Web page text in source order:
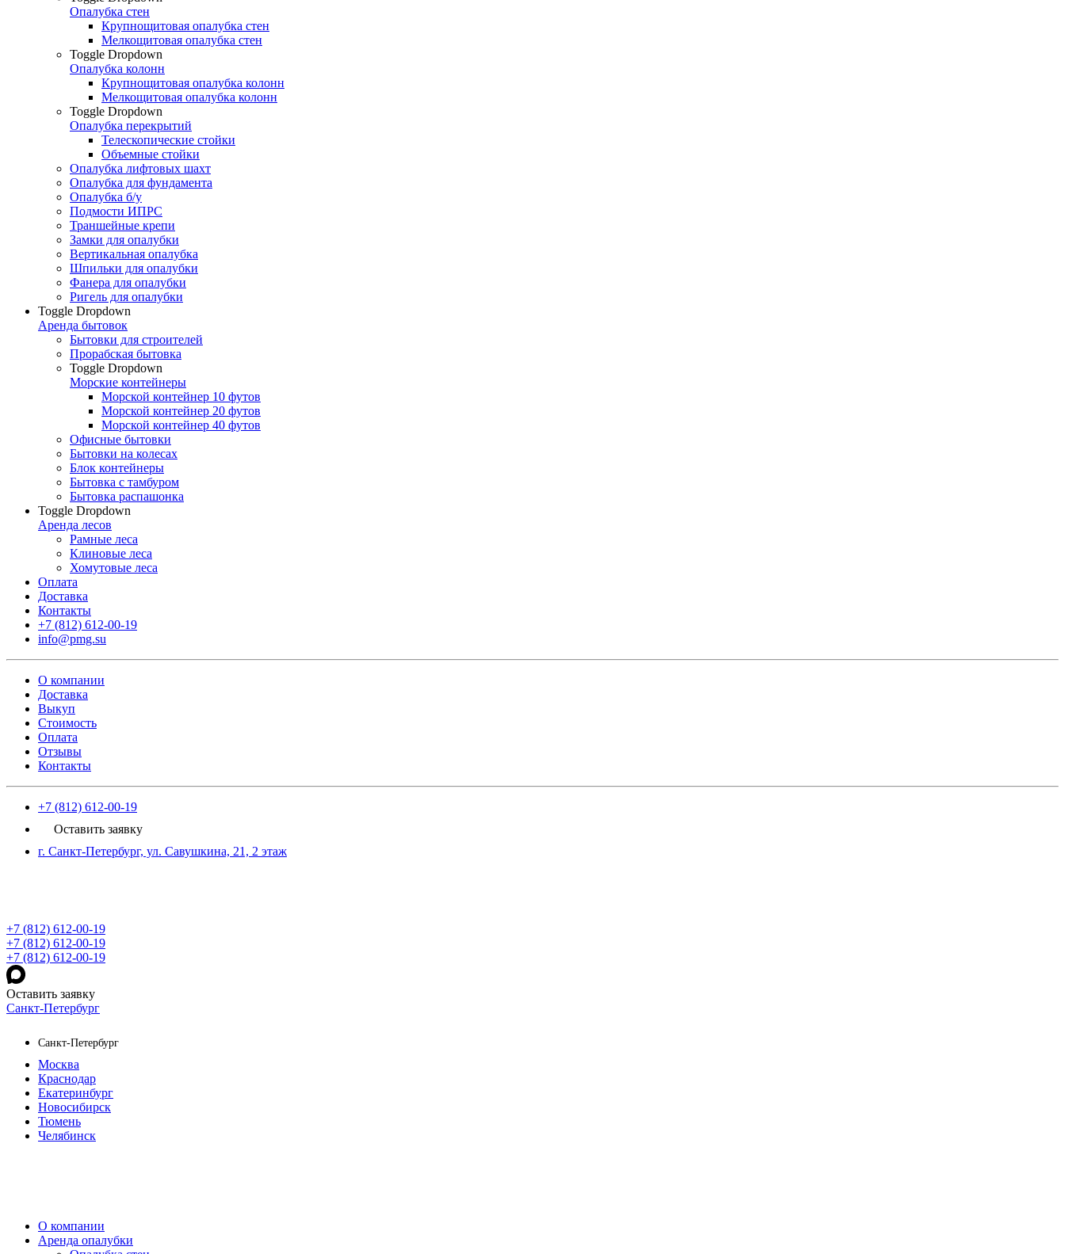
Опалубка стен
Крупнощитовая опалубка стен
Мелкощитовая опалубка стен
Toggle Dropdown
Опалубка колонн
Крупнощитовая опалубка колонн
Мелкощитовая опалубка колонн
Toggle Dropdown
Опалубка перекрытий
Телескопические стойки
Объемные стойки
Опалубка лифтовых шахт
Опалубка для фундамента
Опалубка б/у
Подмости ИПРС
Траншейные крепи
Замки для опалубки
Вертикальная опалубка
Шпильки для опалубки
Фанера для опалубки
Ригель для опалубки
Toggle Dropdown
Аренда бытовок
Бытовки для строителей
Прорабская бытовка
Toggle Dropdown
Морские контейнеры
Морской контейнер 10 футов
Морской контейнер 20 футов
Морской контейнер 40 футов
Офисные бытовки
Бытовки на колесах
Блок контейнеры
Бытовка с тамбуром
Бытовка распашонка
Toggle Dropdown
Аренда лесов
Рамные леса
Клиновые леса
Хомутовые леса
Оплата
Доставка
Контакты
+7 (812) 612-00-19
info@pmg.su
О компании
Доставка
Выкуп
Стоимость
Оплата
Отзывы
Контакты
+7 (812) 612-00-19
Оставить заявку
г. Санкт-Петербург, ул. Савушкина, 21, 2 этаж
+7 (812) 612-00-19
+7 (812) 612-00-19
+7 (812) 612-00-19
Оставить заявку
Санкт-Петербург
Санкт-Петербург
Москва
Краснодар
Екатеринбург
Новосибирск
Тюмень
Челябинск
О компании
Аренда опалубки